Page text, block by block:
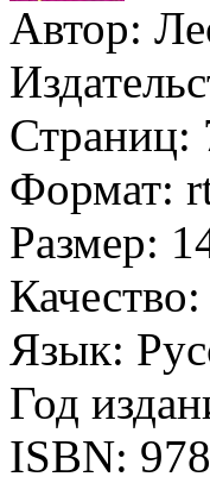
Автор:
Страниц:
Формат:
Размер:
Качество:
Язык:
Год
ISBN: